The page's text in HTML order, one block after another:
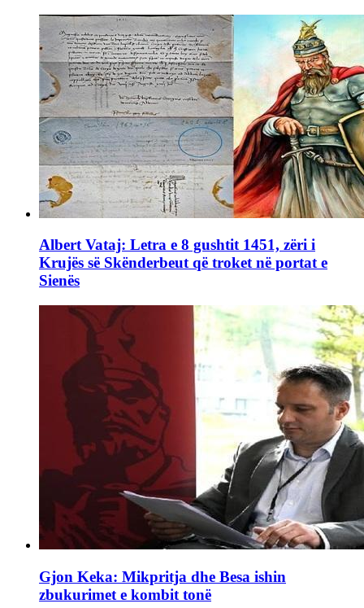
Albert Vataj: Letra e 8 gushtit 1451, zëri i
Krujës së Skënderbeut që troket në portat e
Sienës
Gjon Keka: Mikpritja dhe Besa ishin
zbukurimet e kombit tonë